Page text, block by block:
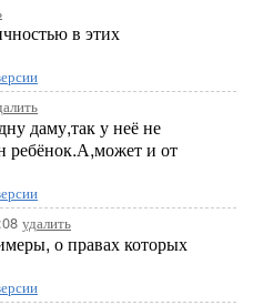
в этих
даму,так у неё не
ребёнок.А,может и от
удалить
о правах которых